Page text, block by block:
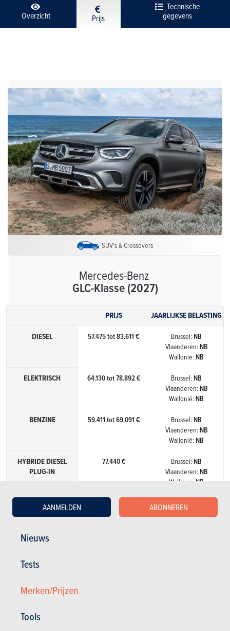
Nieuws
Tests
Merken/Prijzen
Tools
AANMELDEN ABONNEREN
Overzicht Prijs
Technische
gegevens
SUV's & Crossovers
Mercedes-Benz
GLC-Klasse (2027)
PRIJS
JAARLIJKSE BELASTING
DIESEL
57.475 tot 83.611 € Brussel:NB
Vlaanderen:NB
Wallonië:NB
ELEKTRISCH 64.130 tot 78.892 € Brussel:NB
Vlaanderen:NB
Wallonië:NB
BENZINE 59.411 tot 69.091 € Brussel:NB
Vlaanderen:NB
Wallonië:NB
HYBRIDE DIESEL
PLUG-IN
77.440 € Brussel:NB
Vlaanderen:NB
Wallonië:NB
HYBRIDE
BENZINE PLUG-
Brussel:
Vlaanderen: